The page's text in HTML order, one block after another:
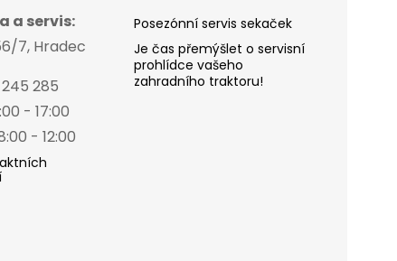
a servis:
7, Hradec
285
- 17:00
- 12:00
Posezónní servis sekaček
Je čas přemýšlet o servisní
prohlídce vašeho
zahradního traktoru!